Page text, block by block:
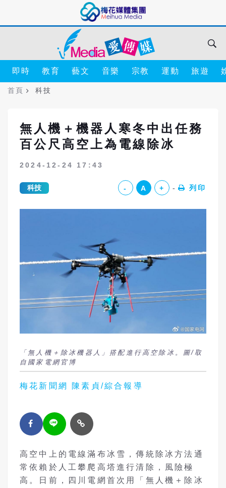
即時 教育 藝文 音樂 宗教 運動 旅遊
首頁 科技
無人機＋機器人寒冬中出任務
百公尺高空上為電線除冰
2024-12-24 17:43
科技 - A + 列印
「無人機＋除冰機器人」搭配進行高空除冰。圖/取
自國家電網官博
梅花新聞網 陳素貞/綜合報導
高空中上的電線滿布冰雪，傳統除冰方法通
常依賴於人工攀爬高塔進行清除
，風險極
高。日前，四川電網首次用「無人機＋除冰